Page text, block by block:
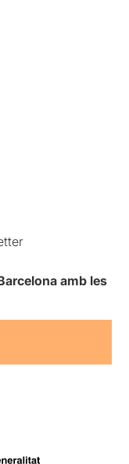
amb les